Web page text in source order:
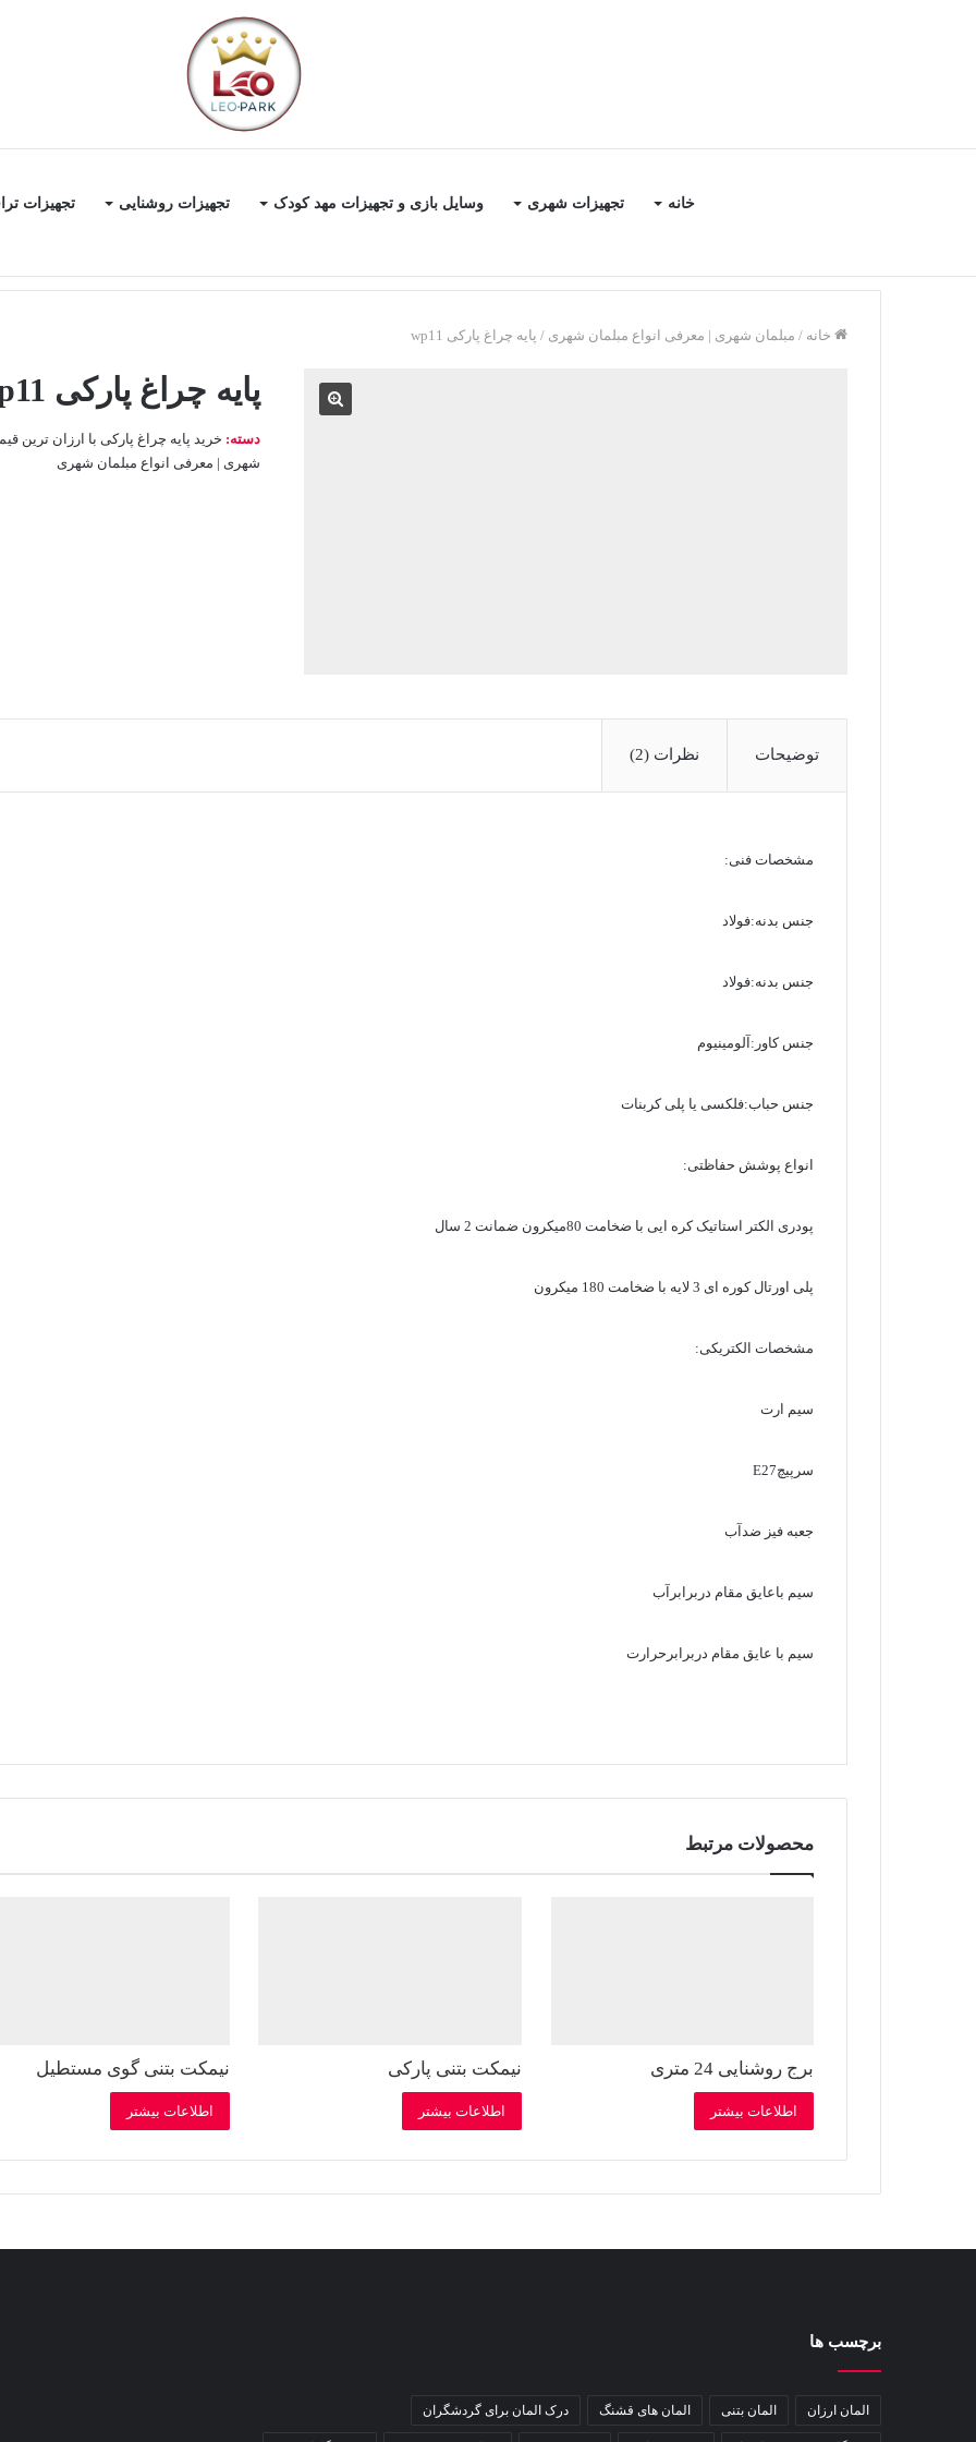
خانه تجهیزات شهری وسایل بازی و تجهیزات مهد کودک تجهیزات روشنایی تجهیزات
خانه / مبلمان شهری | معرفی انواع مبلمان شهری / پایه چراغ پارکی wp11
پایه چراغ پارکی wp11
دسته: خرید پایه چراغ پارکی با ارزان ترین قیمت
شهری | معرفی انواع مبلمان شهری
توضیحات نظرات (2)
مشخصات فنی:
جنس بدنه:فولاد
جنس بدنه:فولاد
جنس کاور:آلومینیوم
جنس حباب:فلکسی یا پلی کربنات
انواع پوشش حفاظتی:
پودری الکتر استاتیک کره ایی با ضخامت 80میکرون ضمانت 2 سال
پلی اورتال کوره ای 3 لایه با ضخامت 180 میکرون
مشخصات الکتریکی:
سیم ارت
سرپیچE27
جعبه فیز ضدآب
سیم باعایق مقام دربرابرآب
سیم با عایق مقام دربرابرحرارت
محصولات مرتبط
برج روشنایی 24 متری
اطلاعات بیشتر
نیمکت بتنی پارکی
اطلاعات بیشتر
نیمکت بتنی گوی مستطیل
اطلاعات بیشتر
برچسب ها
المان ارزان المان بتنی المان های قشنگ درک المان برای گردشگران